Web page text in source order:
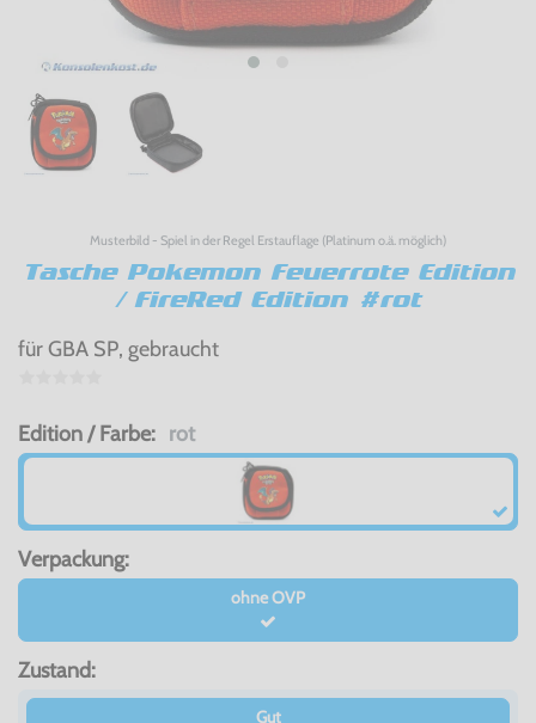
Musterbild - Spiel in der Regel Erstauflage (Platinum o.ä. möglich)
Tasche Pokemon Feuerrote Edition
/ FireRed Edition #rot
für GBA SP, gebraucht
Edition / Farbe: rot
Verpackung:
ohne OVP
Zustand:
Gut